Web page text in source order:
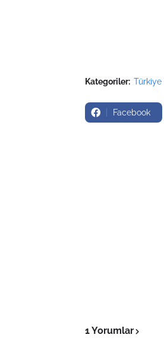
Kategoriler: Türkiye
Facebook
1 Yorumlar